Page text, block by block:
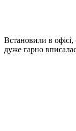
Встановили в офісі,
дуже гарно